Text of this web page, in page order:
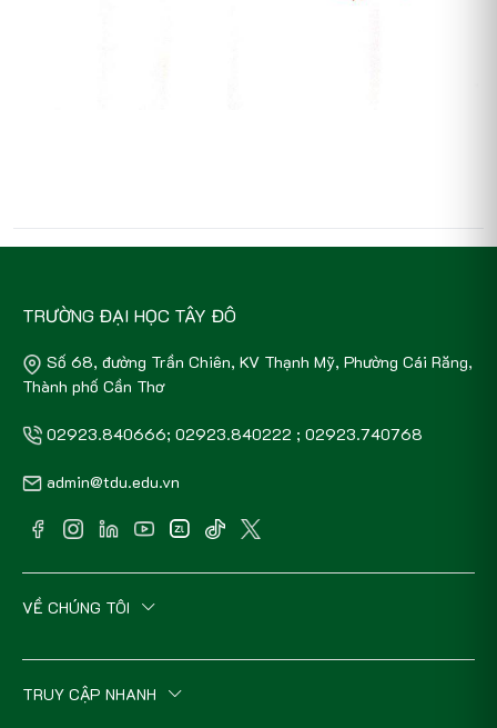
TRƯỜNG ĐẠI HỌC TÂY ĐÔ
Số 68, đường Trần Chiên, KV Thạnh Mỹ, Phường Cái Răng,
Thành phố Cần Thơ
02923.840666; 02923.840222 ; 02923.740768
admin@tdu.edu.vn
VỀ CHÚNG TÔI
TRUY CẬP NHANH